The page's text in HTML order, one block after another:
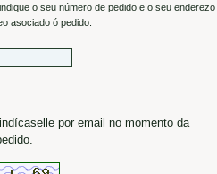
o seu número de pedido e o seu enderezo
asociado ó pedido.
por email no momento da